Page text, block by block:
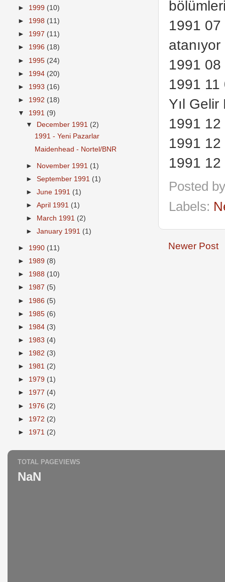
1991
atanıyor
1991 08
1991 11
Yıl Gelir
1991
1991 12
1991
Posted
Labels:
Newer Post
► 1999 (10)
► 1998 (11)
► 1997 (11)
► 1996 (18)
► 1995 (24)
► 1994 (20)
► 1993 (16)
► 1992 (18)
▼ 1991 (9)
▼
December 1991 (2)
1991 - Yeni Pazarlar
Maidenhead - Nortel/BNR
► November 1991 (1)
►September 1991 (1)
►June 1991 (1)
►April 1991 (1)
►
March 1991 (2)
►January 1991 (1)
► 1990 (11)
► 1989 (8)
► 1988 (10)
► 1987 (5)
► 1986 (5)
► 1985 (6)
► 1984 (3)
► 1983 (4)
► 1982 (3)
► 1981 (2)
► 1979 (1)
► 1977 (4)
► 1976 (2)
► 1972 (2)
► 1971 (2)
TOTAL PAGEVIEWS
NaN